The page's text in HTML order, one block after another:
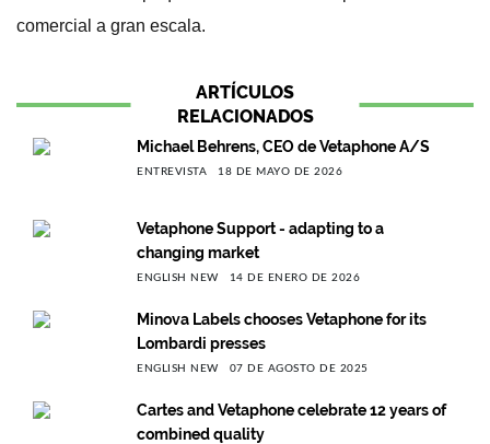
comercial a gran escala.
ARTÍCULOS
RELACIONADOS
Michael Behrens, CEO de Vetaphone A/S
ENTREVISTA 18 DE MAYO DE 2026
Vetaphone Support - adapting to a
changing market
ENGLISH NEW 14 DE ENERO DE 2026
Minova Labels chooses Vetaphone for its
Lombardi presses
ENGLISH NEW 07 DE AGOSTO DE 2025
Cartes and Vetaphone celebrate 12 years of
combined quality